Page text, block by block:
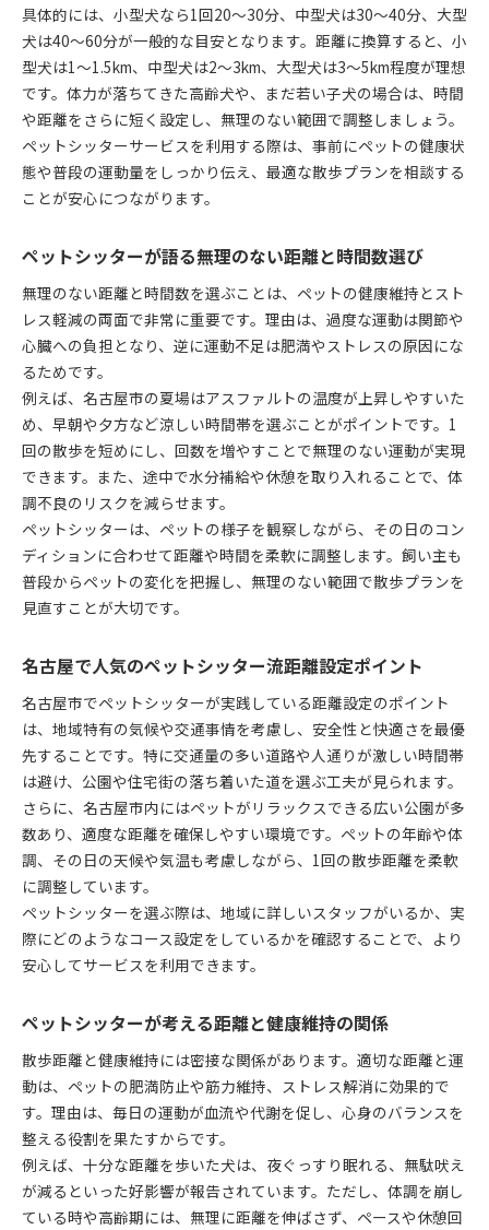
具体的には、小型犬なら1回20～30分、中型犬は30～40分、大型
犬は40～60分が一般的な目安となります。距離に換算すると、小
型犬は1～1.5km、中型犬は2～3km、大型犬は3～5km程度が理想
です。体力が落ちてきた高齢犬や、まだ若い子犬の場合は、時間
や距離をさらに短く設定し、無理のない範囲で調整しましょう。
ペットシッターサービスを利用する際は、事前にペットの健康状
態や普段の運動量をしっかり伝え、最適な散歩プランを相談する
ことが安心につながります。
ペットシッターが語る無理のない距離と時間数選び
無理のない距離と時間数を選ぶことは、ペットの健康維持とスト
レス軽減の両面で非常に重要です。理由は、過度な運動は関節や
心臓への負担となり、逆に運動不足は肥満やストレスの原因にな
るためです。
例えば、名古屋市の夏場はアスファルトの温度が上昇しやすいた
め、早朝や夕方など涼しい時間帯を選ぶことがポイントです。1
回の散歩を短めにし、回数を増やすことで無理のない運動が実現
できます。また、途中で水分補給や休憩を取り入れることで、体
調不良のリスクを減らせます。
ペットシッターは、ペットの様子を観察しながら、その日のコン
ディションに合わせて距離や時間を柔軟に調整します。飼い主も
普段からペットの変化を把握し、無理のない範囲で散歩プランを
見直すことが大切です。
名古屋で人気のペットシッター流距離設定ポイント
名古屋市でペットシッターが実践している距離設定のポイント
は、地域特有の気候や交通事情を考慮し、安全性と快適さを最優
先することです。特に交通量の多い道路や人通りが激しい時間帯
は避け、公園や住宅街の落ち着いた道を選ぶ工夫が見られます。
さらに、名古屋市内にはペットがリラックスできる広い公園が多
数あり、適度な距離を確保しやすい環境です。ペットの年齢や体
調、その日の天候や気温も考慮しながら、1回の散歩距離を柔軟
に調整しています。
ペットシッターを選ぶ際は、地域に詳しいスタッフがいるか、実
際にどのようなコース設定をしているかを確認することで、より
安心してサービスを利用できます。
ペットシッターが考える距離と健康維持の関係
散歩距離と健康維持には密接な関係があります。適切な距離と運
動は、ペットの肥満防止や筋力維持、ストレス解消に効果的で
す。理由は、毎日の運動が血流や代謝を促し、心身のバランスを
整える役割を果たすからです。
例えば、十分な距離を歩いた犬は、夜ぐっすり眠れる、無駄吠え
が減るといった好影響が報告されています。ただし、体調を崩し
ている時や高齢期には、無理に距離を伸ばさず、ペースや休憩回